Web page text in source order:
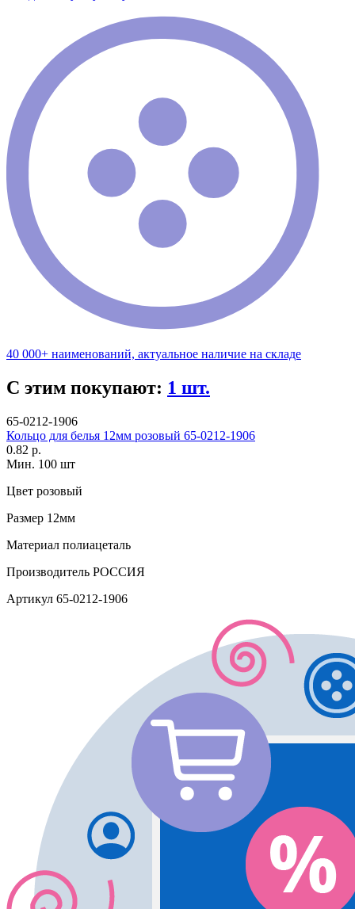
40 000+ наименований, актуальное наличие на складе
С этим покупают: 1 шт.
65-0212-1906
Кольцо для белья 12мм розовый 65-0212-1906
0.82 р.
Мин. 100 шт
Цвет розовый
Размер 12мм
Материал полиацеталь
Производитель РОССИЯ
Артикул 65-0212-1906